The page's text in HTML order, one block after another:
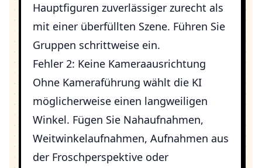
Hauptfiguren zuverlässiger zurecht als
mit einer überfüllten Szene. Führen Sie
Gruppen schrittweise ein.
Fehler 2: Keine Kameraausrichtung
Ohne Kameraführung wählt die KI
möglicherweise einen langweiligen
Winkel. Fügen Sie Nahaufnahmen,
Weitwinkelaufnahmen, Aufnahmen aus
der Froschperspektive oder